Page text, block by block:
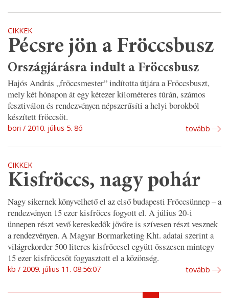
CIKKEK
Pécsre jön a Fröccsbusz
Országjárásra indult a Fröccsbusz
Hajós András „fröccsmester” indította útjára a Fröccsbuszt,
mely két hónapon át egy kétezer kilométeres túrán, számos
fesztiválon és rendezvényen népszerűsíti a helyi borokból
készített fröccsöt.
bori 2010. július 5. 8ó tovább
CIKKEK
Kisfröccs, nagy pohár
Nagy sikernek könyvelhető el az első budapesti Fröccsünnep – a
rendezvényen 15 ezer kisfröccs fogyott el. A július 20-i
ünnepen részt vevő kereskedők jövőre is szívesen részt vesznek
a rendezvényen. A Magyar Bormarketing Kht. adatai szerint a
világrekorder 500 literes kisfröccsel együtt összesen mintegy
15 ezer kisfröccsöt fogyasztott el a közönség.
kb 2009. július 11. 08:56:07 tovább